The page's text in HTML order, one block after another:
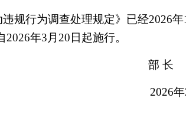
违规行为调查处理规定》已经2026
年3月20日起施行。